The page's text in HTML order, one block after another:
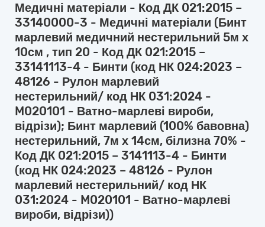
Медичні матеріали - Код ДК 021:2015 –
33140000-3 - Медичні матеріали (Бинт
марлевий медичний нестерильний 5м х
10см , тип 20 - Код ДК 021:2015 –
33141113-4 - Бинти (код НК 024:2023 –
48126 - Рулон марлевий
нестерильний/ код НК 031:2024 -
M020101 - Ватно-марлеві вироби,
відрізи); Бинт марлевий (100% бавовна)
нестерильний, 7м х 14см, білизна 70% -
Код ДК 021:2015 – 3141113-4 - Бинти
(код НК 024:2023 – 48126 - Рулон
марлевий нестерильний/ код НК
031:2024 - M020101 - Ватно-марлеві
вироби, відрізи))